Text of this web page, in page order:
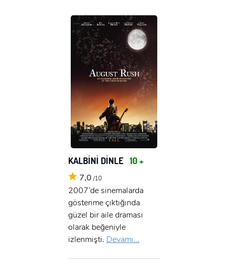
KALBİNİ DİNLE 10 +
7,0 /10
2007’de sinemalarda
gösterime çıktığında
güzel bir aile draması
olarak beğeniyle
izlenmişti. Devamı...